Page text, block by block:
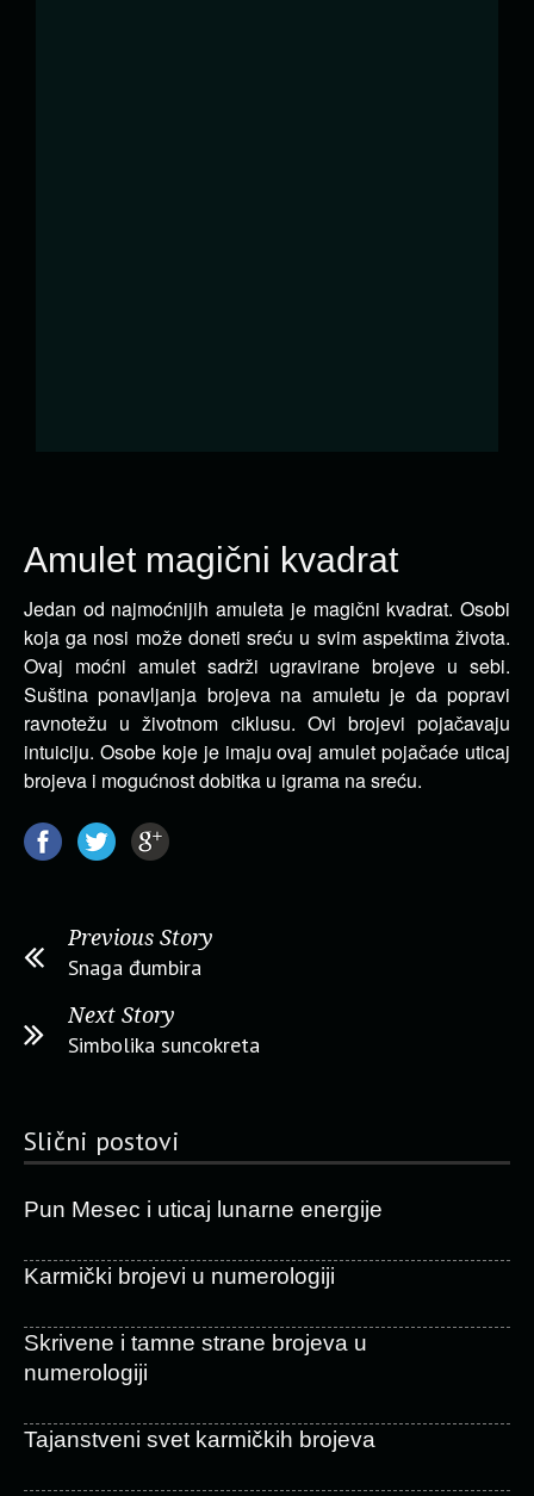
Amulet magični kvadrat
Jedan od najmoćnijih amuleta je magični kvadrat. Osobi
koja ga nosi može doneti sreću u svim aspektima života.
Ovaj moćni amulet sadrži ugravirane brojeve u sebi.
Suština ponavljanja brojeva na amuletu je da popravi
ravnotežu u životnom ciklusu. Ovi brojevi pojačavaju
intuiciju. Osobe koje je imaju ovaj amulet pojačaće uticaj
brojeva i mogućnost dobitka u igrama na sreću.
Previous Story
Snaga đumbira
Next Story
Simbolika suncokreta
Slični postovi
Pun Mesec i uticaj lunarne energije
Karmički brojevi u numerologiji
Skrivene i tamne strane brojeva u
numerologiji
Tajanstveni svet karmičkih brojeva